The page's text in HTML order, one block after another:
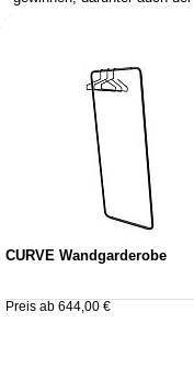
CURVE Wandgarderobe
Preis ab 644,00 €